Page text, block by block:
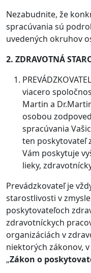
Nezabudnite, že
spracúvania sú
uvedených okruhov
2. ZDRAVOTNÁ
viacero
Martin a
osobou
spracúvania
ten poskytovateľ
Vám poskytuje
lieky,
Prevádzkovateľ je
starostlivosti v
poskytovateľoch
zdravotníckych
organizáciách v
niektorých zákonov,
„Zákon o